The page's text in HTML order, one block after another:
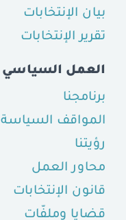
بيان الإنتخابات
تقرير الإنتخابات
العمل السياسي
برنامجنا
المواقف السياسة
رؤيتنا
محاور العمل
قانون الإنتخابات
قضايا وملفّات